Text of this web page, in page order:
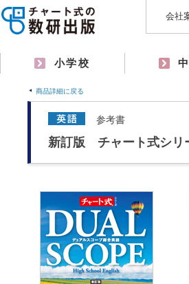
会社
小学校
商品詳細に戻る
参考書
新訂版 チャート式シリ